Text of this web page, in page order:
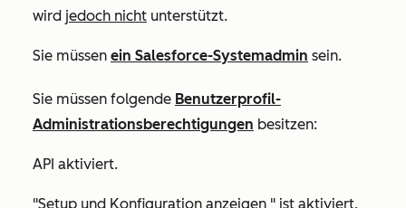
wird jedoch nicht unterstützt.
Sie müssen ein Salesforce-Systemadmin sein.
Sie müssen folgende Benutzerprofil-
Administrationsberechtigungen besitzen:
API aktiviert.
"Setup und Konfiguration anzeigen " ist aktiviert.